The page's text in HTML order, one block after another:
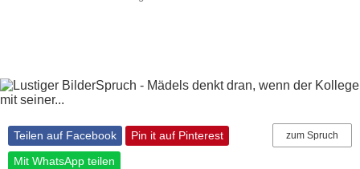
zum Spruch
Teilen auf Facebook
Pin it auf Pinterest
Mit WhatsApp teilen